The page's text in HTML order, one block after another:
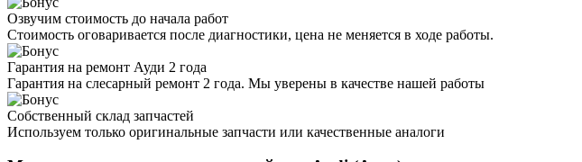
Озвучим стоимость до начала работ
Стоимость оговаривается после диагностики, цена не меняется в ходе работы.
Гарантия на ремонт Ауди 2 года
Гарантия на слесарный ремонт 2 года. Мы уверены в качестве нашей работы
Собственный склад запчастей
Используем только оригинальные запчасти или качественные аналоги